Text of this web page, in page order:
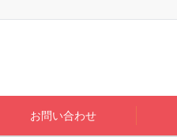
お問い合わせ